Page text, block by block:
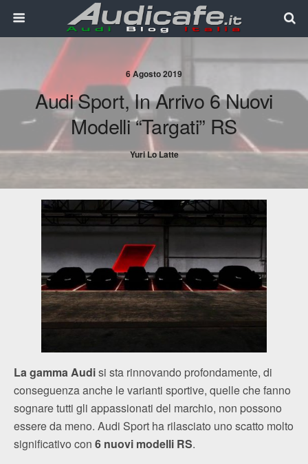
6 Agosto 2019
Audi Sport, In Arrivo 6 Nuovi
Modelli “targati” RS
Yuri Lo Latte
La gamma Audisi sta rinnovando profondamente, di
conseguenza anche le varianti sportive, quelle che fanno
sognare tutti gli appassionati del marchio, non possono
essere da meno. Audi Sport ha rilasciato uno scatto molto
significativo con 6 nuovi modelli RS.